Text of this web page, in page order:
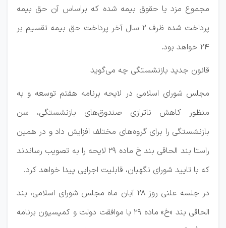
مجموع مزد یا حقوق بیمه شده که براساس آن حق بیمه
پرداخت شده ظرف ۲ سال آخر پرداخت حق بیمه تقسیم بر
۲۴ خواهد بود.
قانون جدید بازنشستگی چه می‌گوید
مجلس شورای اسلامی در لایحه برنامه هفتم توسعه و به
منظور کاهش ناترازی صندوق‌های بازنشستگی، سن
بازنشستگی را برای گروه‌های مختلف افزایش داد و در همین
راستا بند الحاقی بند خ ماده ۲۹ لایحه را به تصویب رساندند
که با تایید شورای نگهبان، قابلیت اجرایی پیدا خواهد کرد.
در جلسه علنی روز ۲۸ آبان ماه مجلس شورای اسلامی، بند
الحاقی بند «خ» ماده ۲۹ با موافقت دولت و کمیسیون برنامه